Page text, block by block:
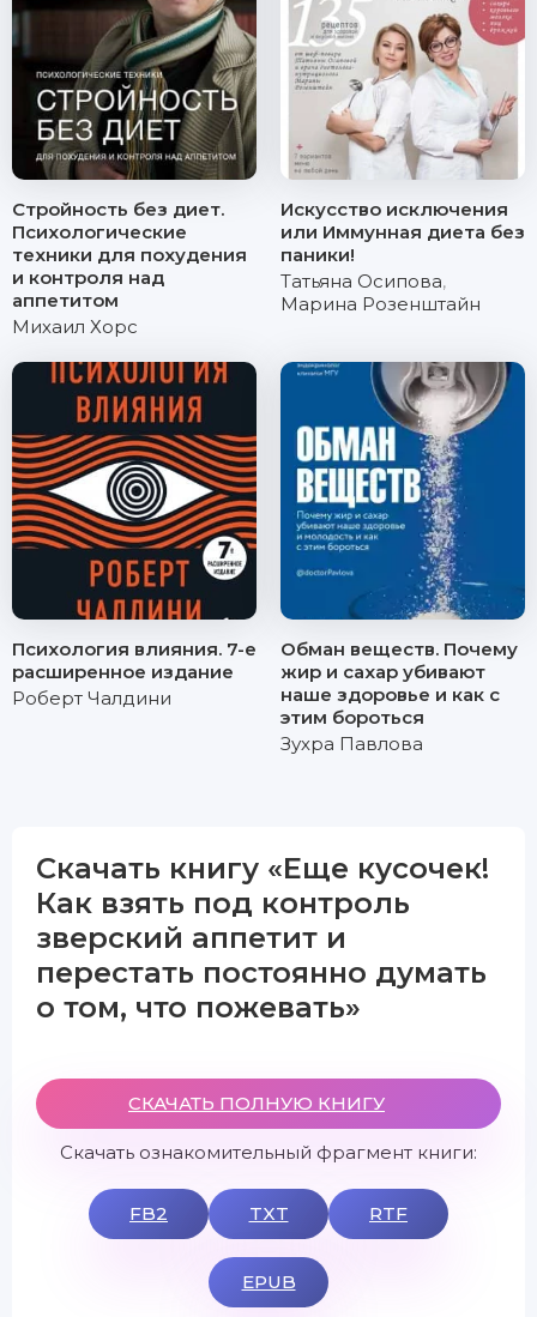
Стройность без диет.
Психологические
техники для похудения
и контроля над
аппетитом
Михаил Хорс
Искусство исключения
или Иммунная диета без
паники!
Татьяна Осипова,
Марина Розенштайн
Психология влияния. 7-е
расширенное издание
Роберт Чалдини
Обман веществ. Почему
жир и сахар убивают
наше здоровье и как с
этим бороться
Зухра Павлова
Скачать книгу «Еще кусочек!
Как взять под контроль
зверский аппетит и
перестать постоянно думать
о том, что пожевать»
СКАЧАТЬ ПОЛНУЮ КНИГУ
Скачать ознакомительный фрагмент книги:
FB2 TXT RTF
EPUB